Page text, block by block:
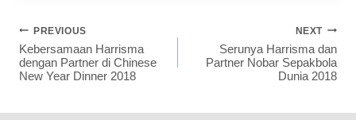
PREVIOUS
Kebersamaan Harrisma
dengan Partner di Chinese
New Year Dinner 2018
NEXT
Serunya Harrisma dan
Partner Nobar Sepakbola
Dunia 2018